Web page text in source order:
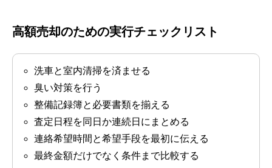
高額売却のための実行チェックリスト
洗車と室内清掃を済ませる
臭い対策を行う
整備記録簿と必要書類を揃える
査定日程を同日か連続日にまとめる
連絡希望時間と希望手段を最初に伝える
最終金額だけでなく条件まで比較する